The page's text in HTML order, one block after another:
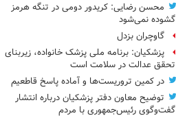
محسن رضایی: کریدور دومی در تنگه هرمز
گشوده نمی‌شود
گاوچران بزدل
پزشکیان: برنامه ملی پزشک خانواده، زیربنای
تحقق عدالت در سلامت است
در کمین تروریست‌ها و آماده پاسخ قاطعیم
توضیح معاون دفتر پزشکیان درباره انتشار
گفت‌وگوی رئیس‌جمهوری با مردم